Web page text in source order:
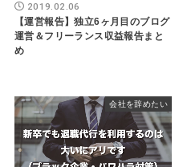
2019.02.06
【運営報告】独立6ヶ月目のブログ
運営＆フリーランス収益報告まと
め
会社を辞めたい